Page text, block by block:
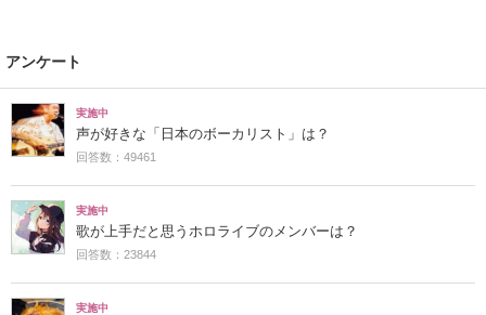
アンケート
実施中
声が好きな「日本のボーカリスト」は？
回答数：49461
実施中
歌が上手だと思うホロライブのメンバーは？
回答数：23844
実施中